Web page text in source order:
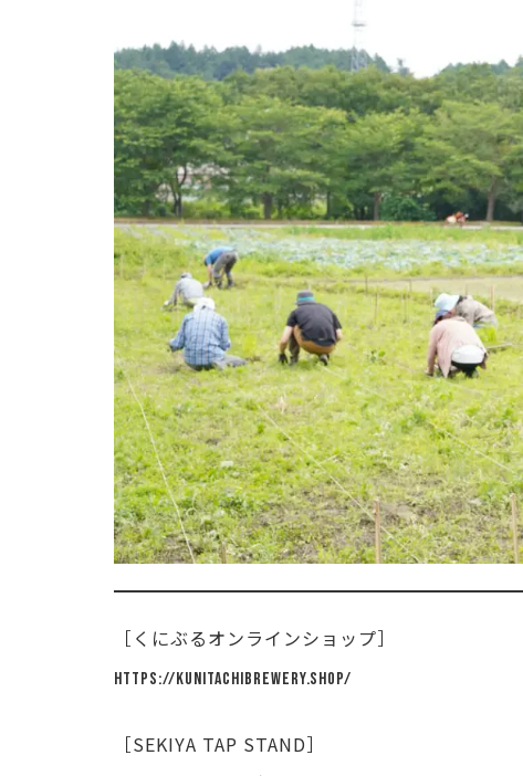
［くにぶるオンラインショップ］
https://kunitachibrewery.shop/
［SEKIYA TAP STAND］